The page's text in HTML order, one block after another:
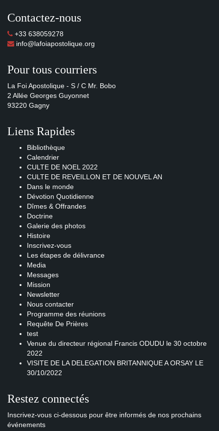
Contactez-nous
+33 638059278
info@lafoiapostolique.org
Pour tous courriers
La Foi Apostolique - S / C Mr. Bobo
2 Allée Georges Guyonnet
93220 Gagny
Liens Rapides
Bibliothèque
Calendrier
CULTE DE NOEL 2022
CULTE DE REVEILLON ET DE NOUVEL AN
Dans le monde
Dévotion Quotidienne
Dîmes & Offrandes
Doctrine
Galerie des photos
Histoire
Inscrivez-vous
Les étapes de délivrance
Media
Messages
Mission
Newsletter
Nous contacter
Programme des réunions
Requête De Prières
test
Venue du directeur régional Francis ODUDU le 30 octobre
2022
VISITE DE LA DELEGATION BRITANNIQUE A ORSAY LE
30/10/2022
Restez connectés
Inscrivez-vous ci-dessous pour être informés de nos prochains
événements